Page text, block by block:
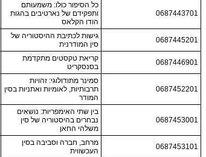
0687443701
כל הסיפור כולו: משמעותם
ותפקידם של נארטיבים בהגות
הודו הקלאס
0687445201
גישות לכתיבת ההיסטוריה של
סין המודרנית
0687446901
קריאת טקסטים מתקדמת
בסנסקריט
0687452201
סמינר מתודולוגי: זהויות
תרבותיות, לאומיות ואתניות בסין
המודר
0687453001
בין שתי האימפריות: נושאים
נבחרים בהיסטוריה של סין
משלהי החאן
0687453101
מרחב, חברה וסביבה בסין
העכשווית